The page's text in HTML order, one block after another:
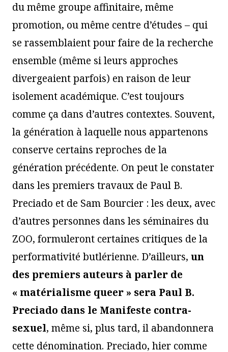
du même groupe affinitaire, même
promotion, ou même centre d’études – qui
se rassemblaient pour faire de la recherche
ensemble (même si leurs approches
divergeaient parfois) en raison de leur
isolement académique. C’est toujours
comme ça dans d’autres contextes. Souvent,
la génération à laquelle nous appartenons
conserve certains reproches de la
génération précédente. On peut le constater
dans les premiers travaux de Paul B.
Preciado et de Sam Bourcier : les deux, avec
d’autres personnes dans les séminaires du
ZOO, formuleront certaines critiques de la
performativité butlérienne. D’ailleurs, un
des premiers auteurs à parler de
« matérialisme queer » sera Paul B.
Preciado dans le Manifeste contra-
sexuel, même si, plus tard, il abandonnera
cette dénomination. Preciado, hier comme